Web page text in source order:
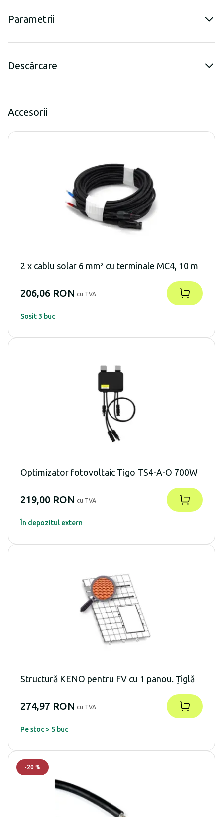
Parametrii
Descărcare
Accesorii
2 x cablu solar 6 mm² cu terminale MC4, 10 m
206,06 RON cu TVA
Sosit 3 buc
Optimizator fotovoltaic Tigo TS4-A-O 700W
219,00 RON cu TVA
În depozitul extern
Structură KENO pentru FV cu 1 panou. Țiglă
274,97 RON cu TVA
Pe stoc > 5 buc
-20 %